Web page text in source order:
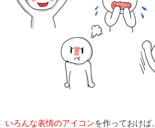
いろんな表情のアイコンを作っておけば